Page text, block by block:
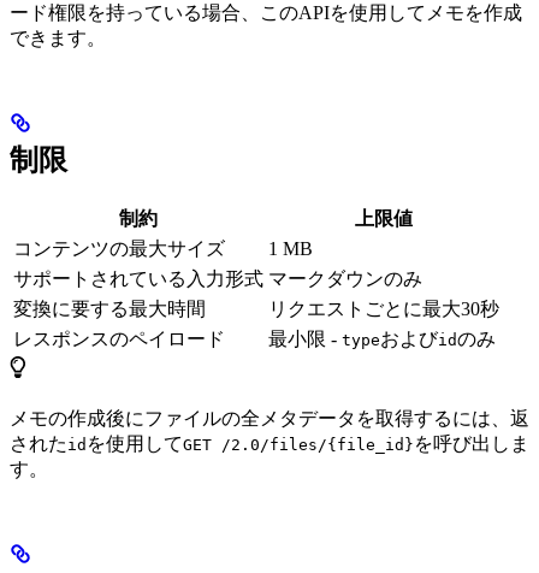
ード権限を持っている場合、このAPIを使用してメモを作成
できます。
制限
制約
上限値
コンテンツの最大サイズ
1 MB
サポートされている入力形式 マークダウンのみ
変換に要する最大時間
リクエストごとに最大30秒
レスポンスのペイロード
最小限 - typeおよびidのみ
メモの作成後にファイルの全メタデータを取得するには、返
された id を使用してGET /2.0/files/{file_id} を呼び出しま
す。